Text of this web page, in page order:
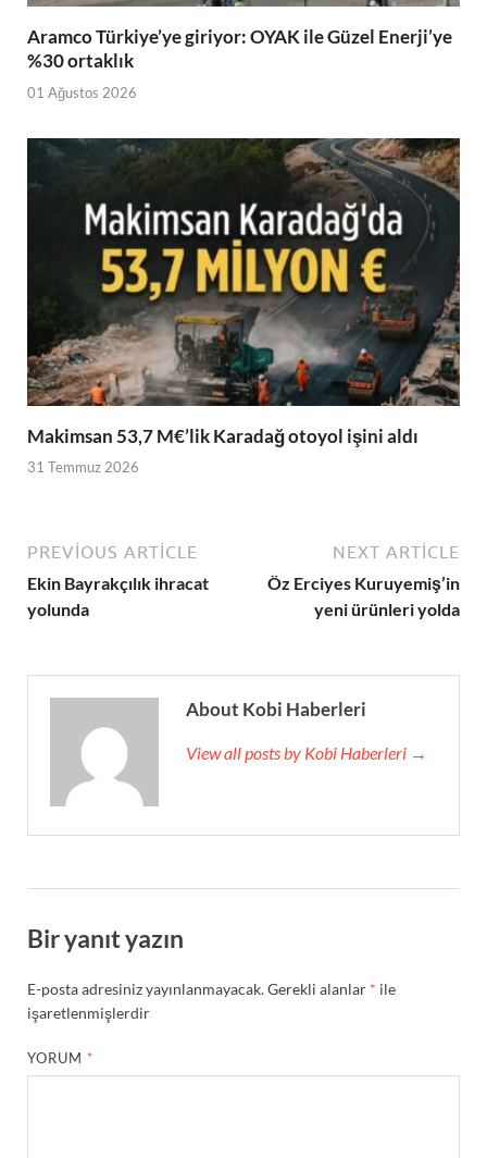
Aramco Türkiye’ye giriyor: OYAK ile Güzel Enerji’ye
%30 ortaklık
01 Ağustos 2026
Makimsan 53,7 M€’lik Karadağ otoyol işini aldı
31 Temmuz 2026
PREVIOUS ARTICLE
Ekin Bayrakçılık ihracat
yolunda
NEXT ARTICLE
Öz Erciyes Kuruyemiş’in
yeni ürünleri yolda
About Kobi Haberleri
View all posts by Kobi Haberleri →
Bir yanıt yazın
E-posta adresiniz yayınlanmayacak.Gerekli alanlar * ile
işaretlenmişlerdir
YORUM *